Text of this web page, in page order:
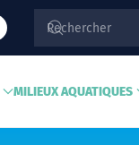
MILIEUX AQUATIQUES